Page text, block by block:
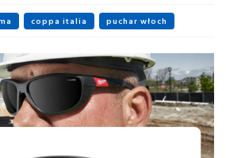
coppa italia puchar włoch